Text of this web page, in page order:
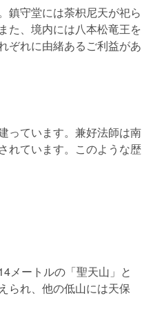
鎮守堂には荼枳尼天が祀ら
た、境内には八本松竜王を
ぞれに由緒あるご利益があ
っています。兼好法師は南
れています。このような歴
メートルの「聖天山」と
られ、他の低山には天保